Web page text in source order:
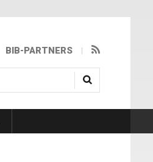
BIB-PARTNERS